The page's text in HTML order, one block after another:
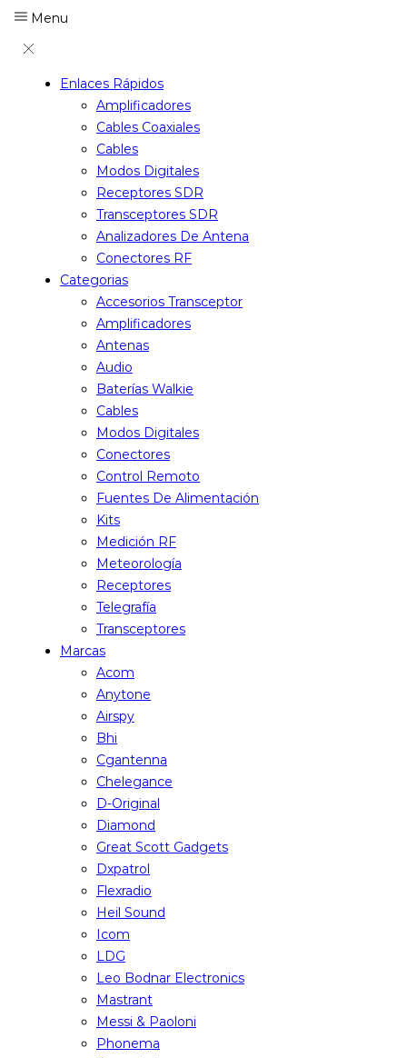
Menu
Enlaces Rápidos
Amplificadores
Cables Coaxiales
Cables
Modos Digitales
Receptores SDR
Transceptores SDR
Analizadores De Antena
Conectores RF
Categorias
Accesorios Transceptor
Amplificadores
Antenas
Audio
Baterías Walkie
Cables
Modos Digitales
Conectores
Control Remoto
Fuentes De Alimentación
Kits
Medición RF
Meteorología
Receptores
Telegrafía
Transceptores
Marcas
Acom
Anytone
Airspy
Bhi
Cgantenna
Chelegance
D-Original
Diamond
Great Scott Gadgets
Dxpatrol
Flexradio
Heil Sound
Icom
LDG
Leo Bodnar Electronics
Mastrant
Messi & Paoloni
Phonema